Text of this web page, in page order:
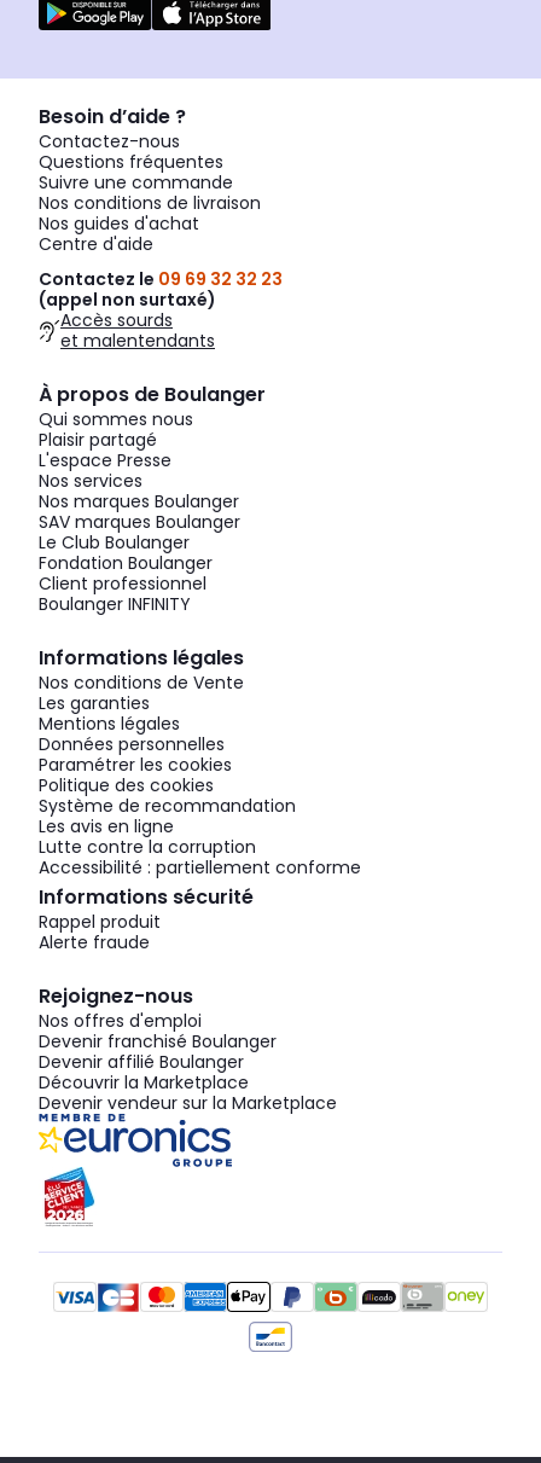
Besoin d’aide ?
Contactez-nous
Questions fréquentes
Suivre une commande
Nos conditions de livraison
Nos guides d'achat
Centre d'aide
Contactez le 09 69 32 32 23
(appel non surtaxé)
Accès sourds
et malentendants
À propos de Boulanger
Qui sommes nous
Plaisir partagé
L'espace Presse
Nos services
Nos marques Boulanger
SAV marques Boulanger
Le Club Boulanger
Fondation Boulanger
Client professionnel
Boulanger INFINITY
Informations légales
Nos conditions de Vente
Les garanties
Mentions légales
Données personnelles
Paramétrer les cookies
Politique des cookies
Système de recommandation
Les avis en ligne
Lutte contre la corruption
Accessibilité : partiellement conforme
Informations sécurité
Rappel produit
Alerte fraude
Rejoignez-nous
Nos offres d'emploi
Devenir franchisé Boulanger
Devenir affilié Boulanger
Découvrir la Marketplace
Devenir vendeur sur la Marketplace